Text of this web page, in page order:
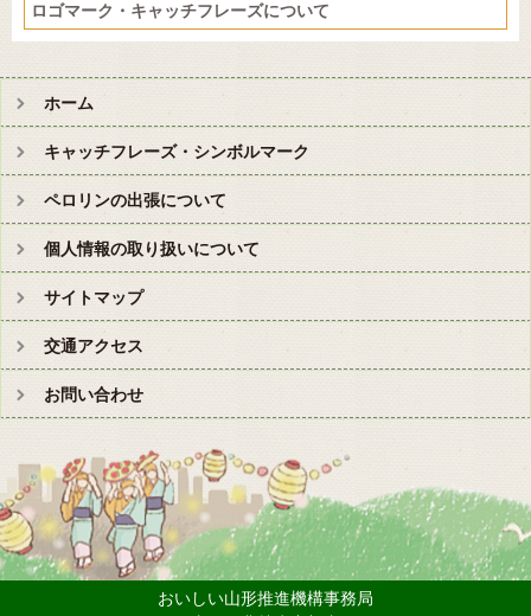
ロゴマーク・キャッチフレーズについて
ホーム
キャッチフレーズ・シンボルマーク
ペロリンの出張について
個人情報の取り扱いについて
サイトマップ
交通アクセス
お問い合わせ
おいしい山形推進機構事務局